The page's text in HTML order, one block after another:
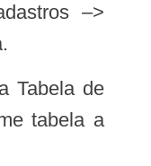
–>
tabela a